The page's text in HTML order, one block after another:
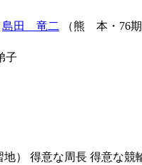
島田 竜二 （熊 本・76
子
） 得意な周長 得意な競